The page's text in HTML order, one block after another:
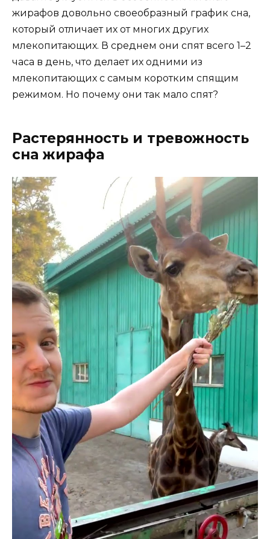
жирафов довольно своеобразный график сна,
который отличает их от многих других
млекопитающих. В среднем они спят всего 1–2
часа в день, что делает их одними из
млекопитающих с самым коротким спящим
режимом. Но почему они так мало спят?
Растерянность и тревожность
сна жирафа